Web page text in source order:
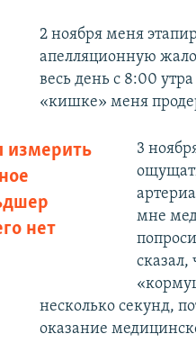
2 ноября меня
апелляционную
весь день с 8:00
«кишке» меня
измерить
нет
3
мне
сказал,
несколько секунд,
оказание